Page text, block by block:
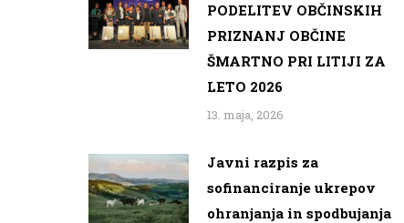
PODELITEV OBČINSKIH
PRIZNANJ OBČINE
ŠMARTNO PRI LITIJI ZA
LETO 2026
13. maja, 2026
Javni razpis za
sofinanciranje ukrepov
ohranjanja in spodbujanja